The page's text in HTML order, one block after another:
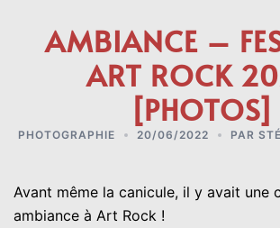
AMBIANCE –
ART ROCK
[PHOTOS]
PHOTOGRAPHIE 20/06/2022 PAR
Avant même la canicule, il y avait une
ambiance à Art Rock !